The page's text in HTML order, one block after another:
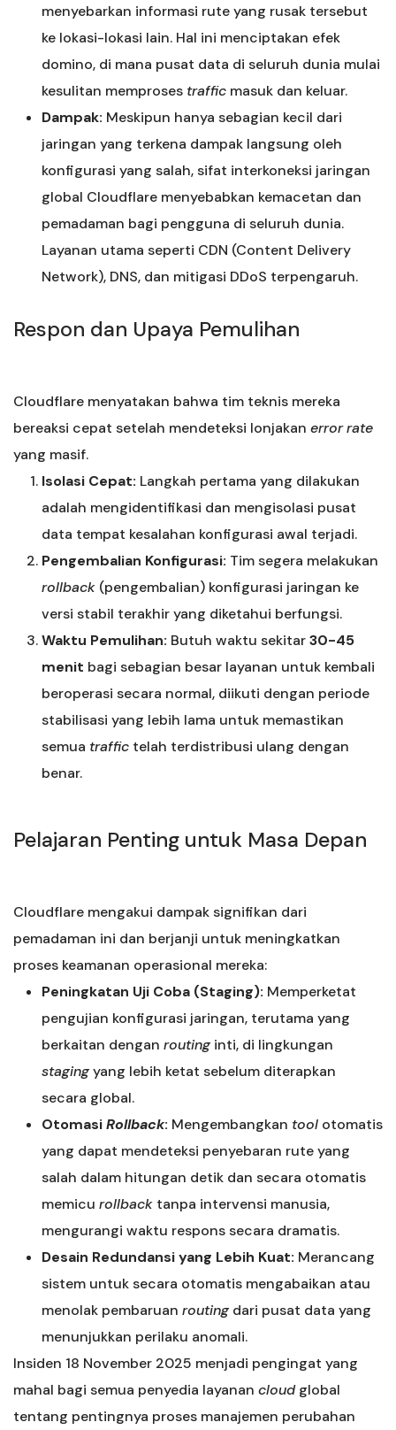
menyebarkan informasi rute yang rusak tersebut
ke lokasi-lokasi lain. Hal ini menciptakan efek
domino, di mana pusat data di seluruh dunia mulai
kesulitan memproses traffic masuk dan keluar.
Dampak: Meskipun hanya sebagian kecil dari
jaringan yang terkena dampak langsung oleh
konfigurasi yang salah, sifat interkoneksi jaringan
global Cloudflare menyebabkan kemacetan dan
pemadaman bagi pengguna di seluruh dunia.
Layanan utama seperti CDN (Content Delivery
Network), DNS, dan mitigasi DDoS terpengaruh.
Respon dan Upaya Pemulihan
Cloudflare menyatakan bahwa tim teknis mereka
bereaksi cepat setelah mendeteksi lonjakan error rate
yang masif.
Isolasi Cepat: Langkah pertama yang dilakukan
adalah mengidentifikasi dan mengisolasi pusat
data tempat kesalahan konfigurasi awal terjadi.
Pengembalian Konfigurasi: Tim segera melakukan
rollback (pengembalian) konfigurasi jaringan ke
versi stabil terakhir yang diketahui berfungsi.
Waktu Pemulihan: Butuh waktu sekitar30-45
menit bagi sebagian besar layanan untuk kembali
beroperasi secara normal, diikuti dengan periode
stabilisasi yang lebih lama untuk memastikan
semua traffic telah terdistribusi ulang dengan
benar.
Pelajaran Penting untuk Masa Depan
Cloudflare mengakui dampak signifikan dari
pemadaman ini dan berjanji untuk meningkatkan
proses keamanan operasional mereka:
Peningkatan Uji Coba (Staging): Memperketat
pengujian konfigurasi jaringan, terutama yang
berkaitan dengan routing inti, di lingkungan
stagingyang lebih ketat sebelum diterapkan
secara global.
OtomasiRollback: Mengembangkan tool otomatis
yang dapat mendeteksi penyebaran rute yang
salah dalam hitungan detik dan secara otomatis
memicu rollback tanpa intervensi manusia,
mengurangi waktu respons secara dramatis.
Desain Redundansi yang Lebih Kuat: Merancang
sistem untuk secara otomatis mengabaikan atau
menolak pembaruan routing dari pusat data yang
menunjukkan perilaku anomali.
Insiden 18 November 2025 menjadi pengingat yang
mahal bagi semua penyedia layanan cloudglobal
tentang pentingnya proses manajemen perubahan